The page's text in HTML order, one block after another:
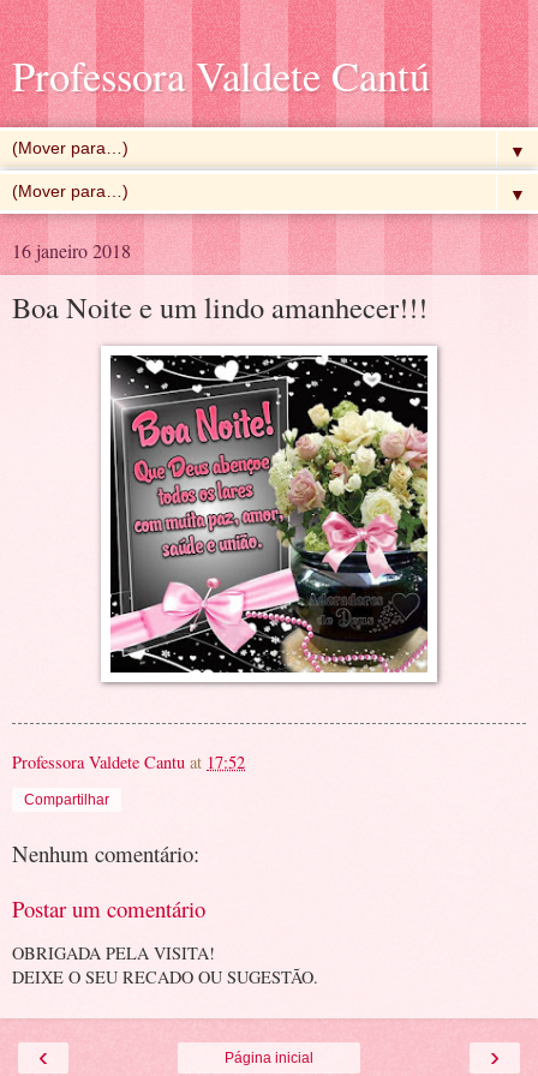
Professora Valdete Cantú
▼
▼
16 janeiro 2018
Boa Noite e um lindo amanhecer!!!
Professora Valdete Cantu at 17:52
Compartilhar
Nenhum comentário:
Postar um comentário
OBRIGADA PELA VISITA!
DEIXE O SEU RECADO OU SUGESTÃO.
‹ ›
Página inicial